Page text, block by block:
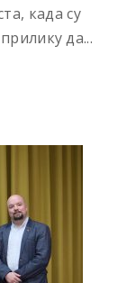
када су
да...